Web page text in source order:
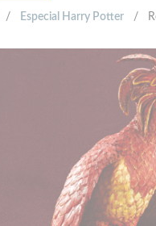
/ Especial Harry Potter /